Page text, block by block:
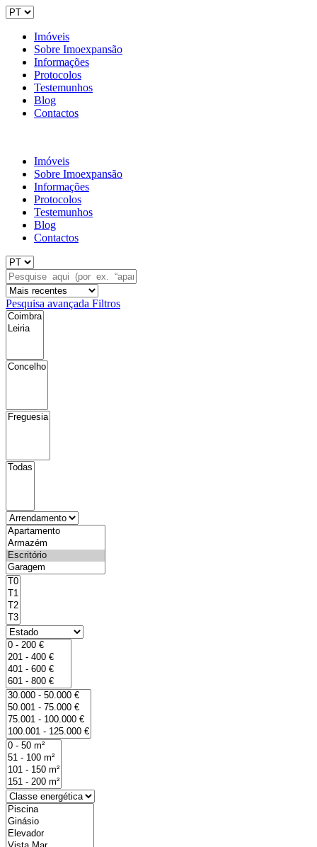
Imóveis
Sobre Imoexpansão
Informações
Protocolos
Testemunhos
Blog
Contactos
Imóveis
Sobre Imoexpansão
Informações
Protocolos
Testemunhos
Blog
Contactos
Pesquisa avançada Filtros